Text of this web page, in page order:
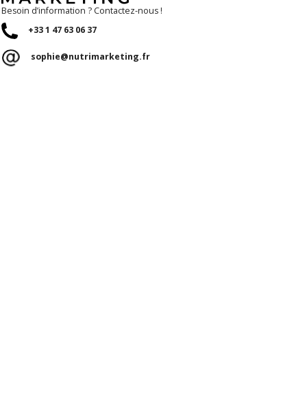
Besoin d’information ? Contactez-nous !
+33 1 47 63 06 37
sophie@nutrimarketing.fr